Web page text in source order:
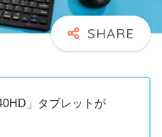
」タブレットが